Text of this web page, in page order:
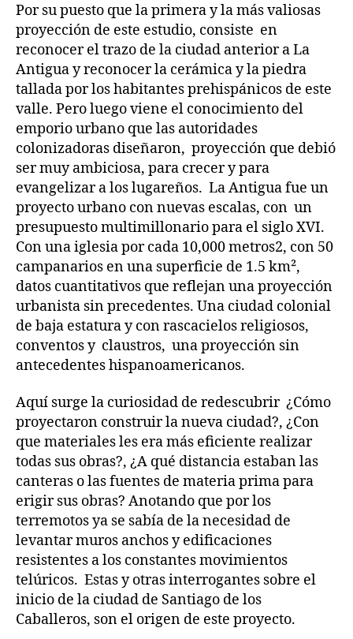
Por su puesto que la primera y la más valiosas
proyección de este estudio, consiste en
reconocer el trazo de la ciudad anterior a La
Antigua y reconocer la cerámica y la piedra
tallada por los habitantes prehispánicos de este
valle. Pero luego viene el conocimiento del
emporio urbano que las autoridades
colonizadoras diseñaron, proyección que debió
ser muy ambiciosa, para crecer y para
evangelizar a los lugareños. La Antigua fue un
proyecto urbano con nuevas escalas, con un
presupuesto multimillonario para el siglo XVI.
Con una iglesia por cada 10,000 metros2, con 50
campanarios en una superficie de 1.5 km²,
datos cuantitativos que reflejan una proyección
urbanista sin precedentes. Una ciudad colonial
de baja estatura y con rascacielos religiosos,
conventos y claustros, una proyección sin
antecedentes hispanoamericanos.
Aquí surge la curiosidad de redescubrir ¿Cómo
proyectaron construir la nueva ciudad?, ¿Con
que materiales les era más eficiente realizar
todas sus obras?, ¿A qué distancia estaban las
canteras o las fuentes de materia prima para
erigir sus obras? Anotando que por los
terremotos ya se sabía de la necesidad de
levantar muros anchos y edificaciones
resistentes a los constantes movimientos
telúricos. Estas y otras interrogantes sobre el
inicio de la ciudad de Santiago de los
Caballeros, son el origen de este proyecto.